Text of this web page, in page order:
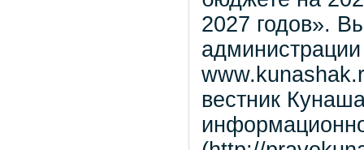
2027 годов».
вестник